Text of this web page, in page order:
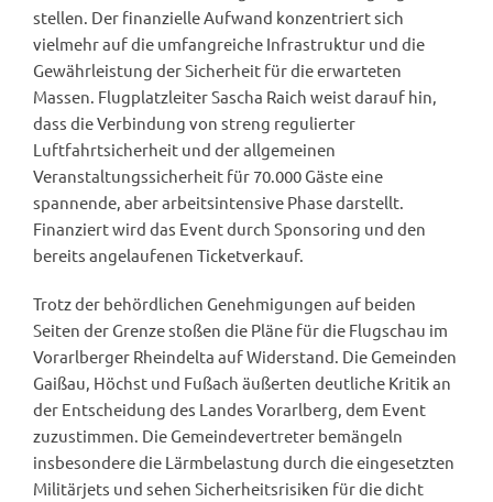
stellen. Der finanzielle Aufwand konzentriert sich
vielmehr auf die umfangreiche Infrastruktur und die
Gewährleistung der Sicherheit für die erwarteten
Massen. Flugplatzleiter Sascha Raich weist darauf hin,
dass die Verbindung von streng regulierter
Luftfahrtsicherheit und der allgemeinen
Veranstaltungssicherheit für 70.000 Gäste eine
spannende, aber arbeitsintensive Phase darstellt.
Finanziert wird das Event durch Sponsoring und den
bereits angelaufenen Ticketverkauf.
Trotz der behördlichen Genehmigungen auf beiden
Seiten der Grenze stoßen die Pläne für die Flugschau im
Vorarlberger Rheindelta auf Widerstand. Die Gemeinden
Gaißau, Höchst und Fußach äußerten deutliche Kritik an
der Entscheidung des Landes Vorarlberg, dem Event
zuzustimmen. Die Gemeindevertreter bemängeln
insbesondere die Lärmbelastung durch die eingesetzten
Militärjets und sehen Sicherheitsrisiken für die dicht